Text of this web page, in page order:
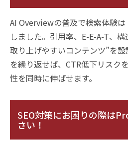
AI Overviewの普及で検索体験
しました。引用率、E-E-A-T、
取り上げやすいコンテンツ”を
を繰り返せば、CTR低下リスク
性を同時に伸ばせます。
SEO対策にお困りの際は
さい！